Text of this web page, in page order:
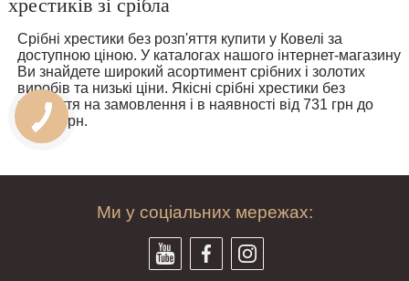
хрестиків зі срібла
Срібні хрестики без розп'яття купити у Ковелі за
доступною ціною. У каталогах нашого інтернет-магазину
Ви знайдете широкий асортимент срібних і золотих
виробів та низькі ціни. Якісні срібні хрестики без
розп'яття на замовлення і в наявності від 731 грн до
46995 грн.
Ми у соціальних мережах: